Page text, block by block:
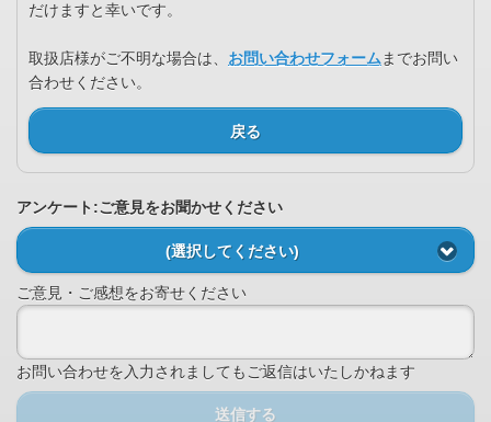
だけますと幸いです。
取扱店様がご不明な場合は、 お問い合わせフォームまでお問い
合わせください。
戻る
アンケート:ご意見をお聞かせください
(選択してください)
ご意見・ご感想をお寄せください
お問い合わせを入力されましてもご返信はいたしかねます
送信する